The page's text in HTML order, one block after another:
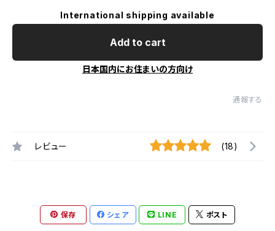
International shipping available
Add to cart
日本国内にお住まいの方向け
通報する
レビュー (18)
保存 シェア LINE ポスト